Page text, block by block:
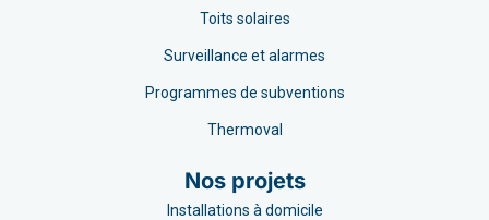
Toits solaires
Surveillance et alarmes
Programmes de subventions
Thermoval
Nos projets
Installations à domicile